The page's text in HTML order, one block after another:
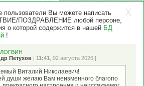
пользователи Вы можете написать
ПОЗДРАВЛЕНИЕ любой персоне,
о которой содержится в нашей БД
!
ЛОГВИН
Петухов | 11:41 , 02 августа 2026 |
Виталий Николаевич!
души желаю Вам неизменного благопо